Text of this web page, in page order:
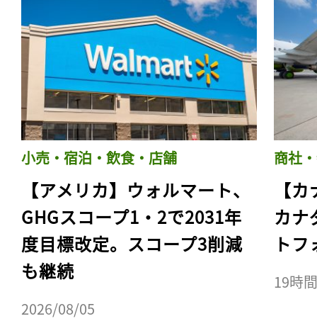
小売・宿泊・飲食・店舗
【アメリカ】ウォルマート、
GHGスコープ1・2で2031年
度目標改定。スコープ3削減
も継続
2026/08/05
商社
【
カナ
ト
19時